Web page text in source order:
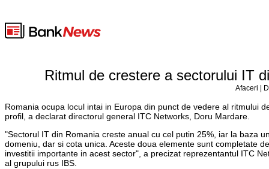
Ritmul de crestere a sectorului IT
Afaceri |
Romania ocupa locul intai in Europa din punct de vedere al ritmului
profil, a declarat directorul general ITC Networks, Doru Mardare.
"Sectorul IT din Romania creste anual cu cel putin 25%, iar la baza
domeniu, dar si cota unica. Aceste doua elemente sunt completate
investitii importante in acest sector", a precizat reprezentantul ITC
al grupului rus IBS.